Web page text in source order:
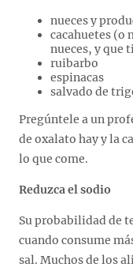
nueces y
cacahuetes (o
nueces, y que
ruibarbo
espinacas
salvado de
Pregúntele a un
de oxalato hay y la
lo que come.
Reduzca el sodio
Su probabilidad de
cuando consume
sal. Muchos de los